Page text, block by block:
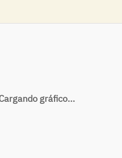
gráfico...